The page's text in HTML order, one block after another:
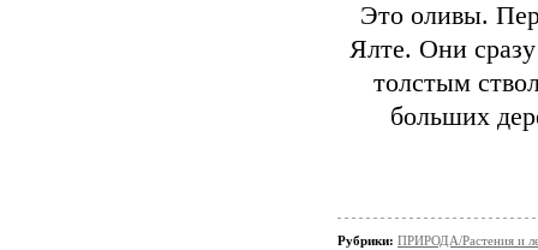
Это оливы.
Ялте. Они
толстым
больших
Рубрики: ПРИРОДА/Растения и